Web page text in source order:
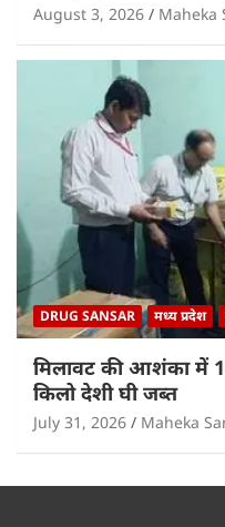
August 3, 2026 Maheka
DRUG SANSAR मध्य प्रदेश
मिलावट की आशंका में
किलो देशी घी जब्त
July 31, 2026 Maheka